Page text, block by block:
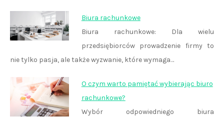
Biura rachunkowe
Biura rachunkowe: Dla wielu
przedsiębiorców prowadzenie firmy to
nie tylko pasja, ale także wyzwanie, które wymaga…
O czym warto pamiętać wybierając biuro
rachunkowe?
Wybór odpowiedniego biura